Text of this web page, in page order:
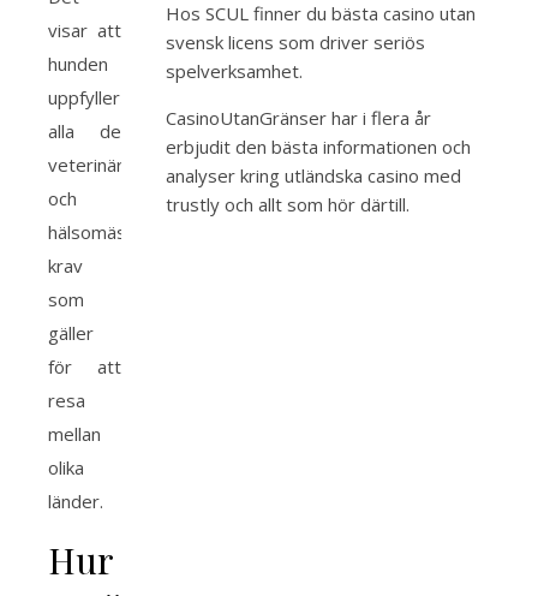
visar att
hunden
uppfyller
alla de
veterinärmedicinska
och
hälsomässiga
krav
som
gäller
för att
resa
mellan
olika
länder.
Hur
Hos SCUL finner du bästa casino utan
svensk licens som driver seriös
spelverksamhet.
CasinoUtanGränser har i flera år
erbjudit den bästa informationen och
analyser kring utländska casino med
trustly och allt som hör därtill.